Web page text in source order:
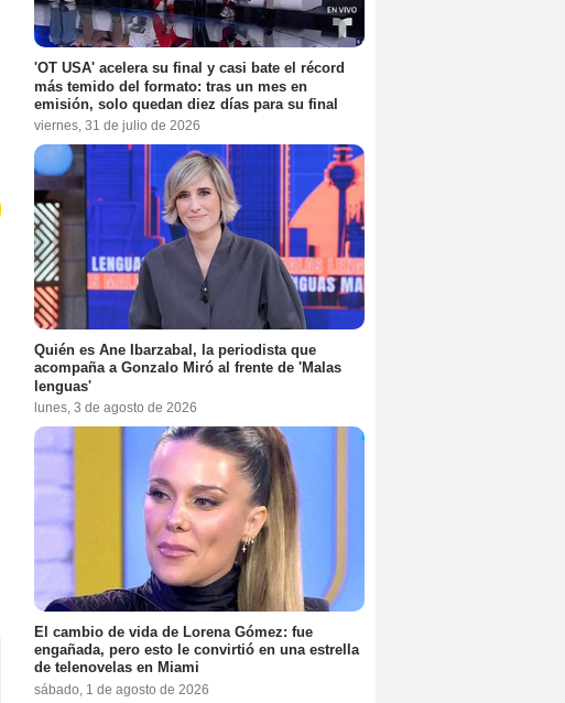
'OT USA' acelera su final y casi bate el récord
más temido del formato: tras un mes en
emisión, solo quedan diez días para su final
viernes, 31 de julio de 2026
Quién es Ane Ibarzabal, la periodista que
acompaña a Gonzalo Miró al frente de 'Malas
lenguas'
lunes, 3 de agosto de 2026
El cambio de vida de Lorena Gómez: fue
engañada, pero esto le convirtió en una estrella
de telenovelas en Miami
sábado, 1 de agosto de 2026